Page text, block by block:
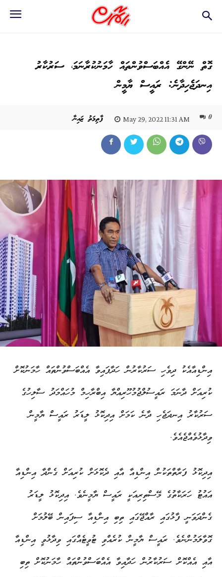
ގޮތް ނޭންގޭ އެއްބަސްވުންތައް ހާމަނުކުރާނަމަ، ސަރުކާރު
އިނދަޖެހިދާނެ: ރައީސް ޔާމީން
ފާތިމަތު ޒައިނާ May 29, 2022 11:31 AM 0
އިންޑިއާއެކު ދިވެހި ސަރުކާރުން ހަދާފައިވާ އެއްބަސްވުންތައް ހާމަނުކޮށް
ކުރިއަށް ދާނަމަ ރައީސުލްޖުމުހޫރިއްޔާ އިބްރާހިމް މުހައްމަދު ސާލިހުގެ
ސަރުކާރު އިނދަޖެހި ދާނެ ކަމަށް އިދިކޮޅު ލީޑަރު ރައީސް ޔާމީން
ވިދާޅުވެއްޖެއެވެ.
އިދިކޮޅު ފަރާތްތަކުން އިންޑިއާ އާއި ދެކޮޅަށް ކުރިއަށް ގެންދާ އިންޑިއާ
އައުޓު ހަރަކާތުގެ މޭސްތިރިއަކީ ރައީސް ޔާމީނެވެ. އިދިކޮޅު ލީޑަރު
ގެންދަވަނީ ފާޅުގައި ރާއްޖޭގައި ތިބި އިންޑިއާ ސިފައިން ބޭލުމަށް
ގޮވާލަމުންނެވެ. ރައީސް ޔާމީން ކުރެއްވި ޓުވީޓެއްގައި ވިދާޅުވީ އިންޑިއާ
އާއި އެއްކޮށް ސަރުކާރުން ހަދާއިވާ އެއްބަސްވުންތައް ހާމަނުކޮށް ތިބި